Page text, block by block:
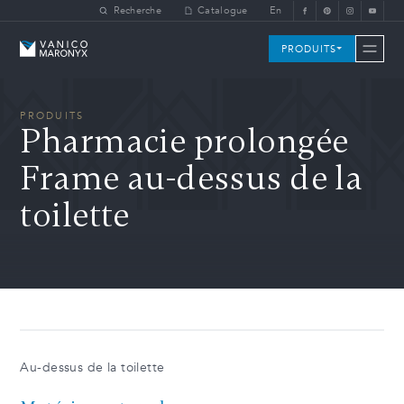
Skip to main contentRecherche Catalogue En
Vanico-Maronyx PRODUITS
PRODUITS
Pharmacie prolongée
Frame au-dessus de la
toilette
Au-dessus de la toilette